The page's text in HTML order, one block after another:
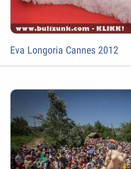
Eva Longoria Cannes 2012